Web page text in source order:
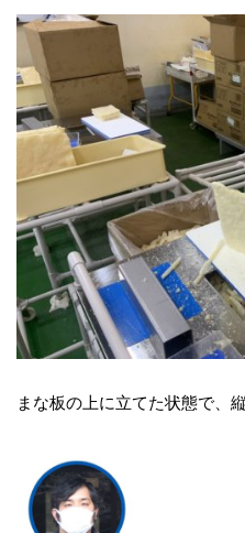
まな板の上に立てた状態で、